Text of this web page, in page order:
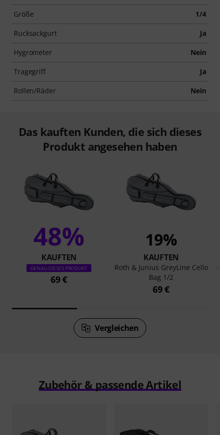
Größe 1/4
Rucksackgurt Ja
Hygrometer Nein
Tragegriff Ja
Rollen/Räder Nein
Das kauften Kunden, die sich dieses
Produkt angesehen haben
48%
KAUFTEN
GENAU DIESES PRODUKT
69 €
19%
KAUFTEN
Roth & Junius GreyLine Cello
Bag 1/2
69 €
Vergleichen
Zubehör & passende Artikel